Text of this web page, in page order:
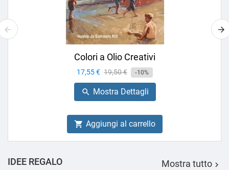
Colori a Olio Creativi
Prezzo
17,55 € Prezzo
base
19,50 € -10%
 Mostra Dettagli
 Aggiungi al carrello
IDEE REGALO Mostra tutto 